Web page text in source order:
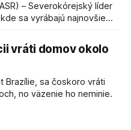
– Severokórejský líder
sa vyrábajú najnovšie
médiá KĽDR, na ktoré
vráti domov okolo
Brazílie, sa čoskoro vráti
no väzenie ho neminie.